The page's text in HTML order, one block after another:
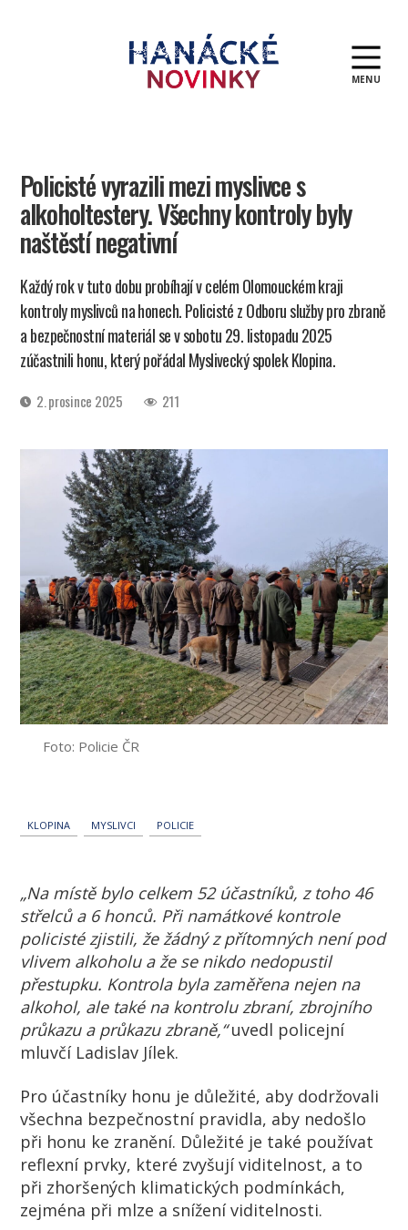
MENU
Policisté vyrazili mezi myslivce s
alkoholtestery. Všechny kontroly byly
naštěstí negativní
Každý rok v tuto dobu probíhají v celém Olomouckém kraji
kontroly myslivců na honech. Policisté z Odboru služby pro zbraně
a bezpečnostní materiál se v sobotu 29. listopadu 2025
zúčastnili honu, který pořádal Myslivecký spolek Klopina.
Datum
příspěvku
2. prosince 2025 211
Foto: Policie ČR
KLOPINA MYSLIVCI POLICIE
„Na místě bylo celkem 52 účastníků, z toho 46
střelců a 6 honců. Při namátkové kontrole
policisté zjistili, že žádný z přítomných není pod
vlivem alkoholu a že se nikdo nedopustil
přestupku. Kontrola byla zaměřena nejen na
alkohol, ale také na kontrolu zbraní, zbrojního
průkazu a průkazu zbraně,“uvedl policejní
mluvčí Ladislav Jílek.
Pro účastníky honu je důležité, aby dodržovali
všechna bezpečnostní pravidla, aby nedošlo
při honu ke zranění. Důležité je také používat
reflexní prvky, které zvyšují viditelnost, a to
při zhoršených klimatických podmínkách,
zejména při mlze a snížení viditelnosti.